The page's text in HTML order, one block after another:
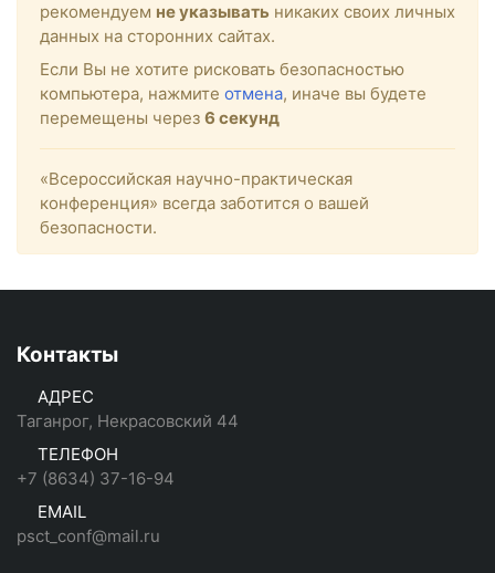
рекомендуем не указывать никаких своих личных
данных на сторонних сайтах.
Если Вы не хотите рисковать безопасностью
компьютера, нажмите отмена, иначе вы будете
перемещены через 6 секунд
«Всероссийская научно-практическая
конференция» всегда заботится о вашей
безопасности.
Контакты
АДРЕС
Таганрог, Некрасовский 44
ТЕЛЕФОН
+7 (8634) 37-16-94
EMAIL
psct_conf@mail.ru